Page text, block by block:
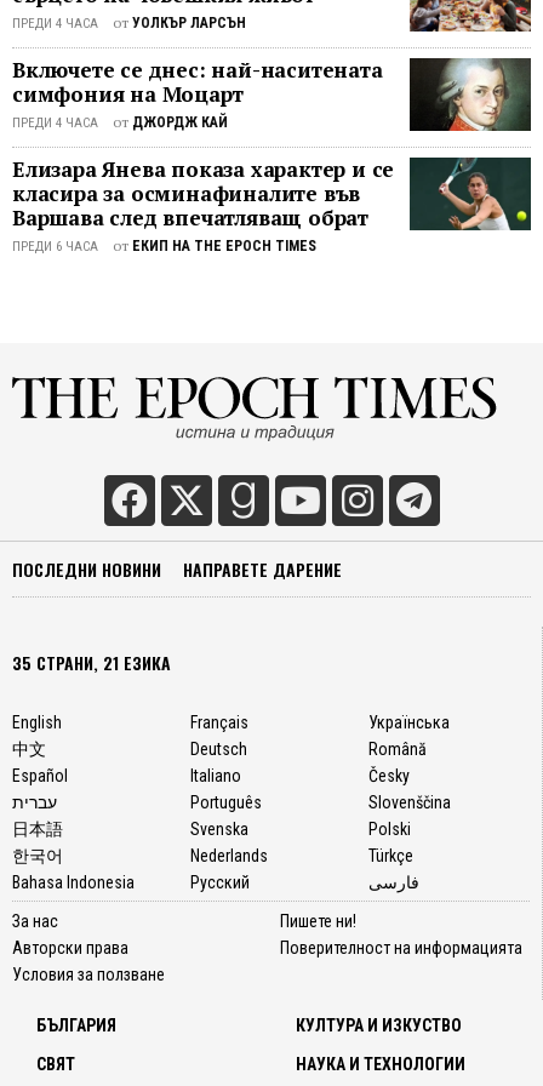
на
яздене
на
коне
като
степен
лукс
слоеве
На пръв поглед скрит модел ККП е
ПРЕДИ 4 ЧАСА от УОЛКЪР ЛАРСЪН
Включете се днес: най-наситената
симфония на Моцарт
ПРЕДИ 4 ЧАСА от ДЖОРДЖ КАЙ
Елизара Янева показа характер и се
класира за осминафиналите във
Варшава след впечатляващ обрат
ПРЕДИ 6 ЧАСА от ЕКИП НА THE EPOCH TIMES
ПОСЛЕДНИ НОВИНИ НАПРАВЕТЕ ДАРЕНИЕ
35 СТРАНИ, 21 ЕЗИКА
English
中文
Español
עברית
日本語
한국어
Bahasa Indonesia
Français
Deutsch
Italiano
Português
Svenska
Nederlands
Русский
Українська
Română
Česky
Slovenščina
Polski
Türkçe
فارسی
За нас
Авторски права
Условия за ползване
Пишете ни!
Поверителност на информацията
БЪЛГАРИЯ
СВЯТ
КУЛТУРА И ИЗКУСТВО
НАУКА И ТЕХНОЛОГИИ